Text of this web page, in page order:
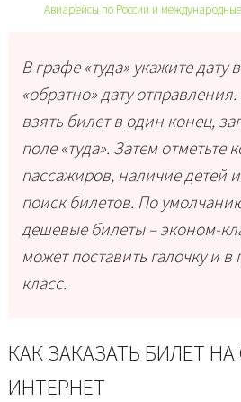
Авиарейсы по России и
В графе «туда» укажите дату
«обратно» дату
взять билет в один конец,
поле «туда». Затем отметьте
пассажиров, наличие детей
поиск билетов. По
дешевые билеты – эконом-
может поставить галочку и
класс.
КАК ЗАКАЗАТЬ БИЛЕТ
ИНТЕРНЕТ